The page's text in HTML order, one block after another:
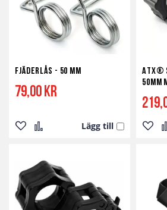
Fjäderlås - 50 mm
79,00 kr
Lägg till
i
önskelista
i
jämför
ATX®
50mm